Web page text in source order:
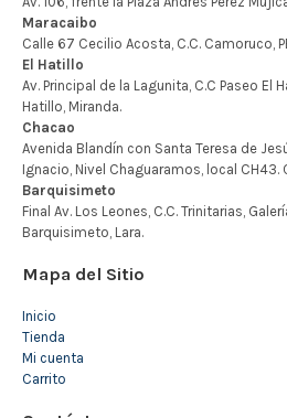
Mapa del Sitio
Inicio
Tienda
Mi cuenta
Carrito